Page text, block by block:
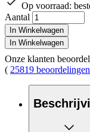
Op voorraad:
Aantal
In Winkelwagen
In Winkelwagen
Onze klanten
( 25819 beoordelingen